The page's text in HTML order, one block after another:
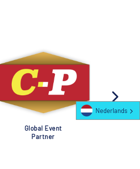
Global Event
Partner
Nederlands